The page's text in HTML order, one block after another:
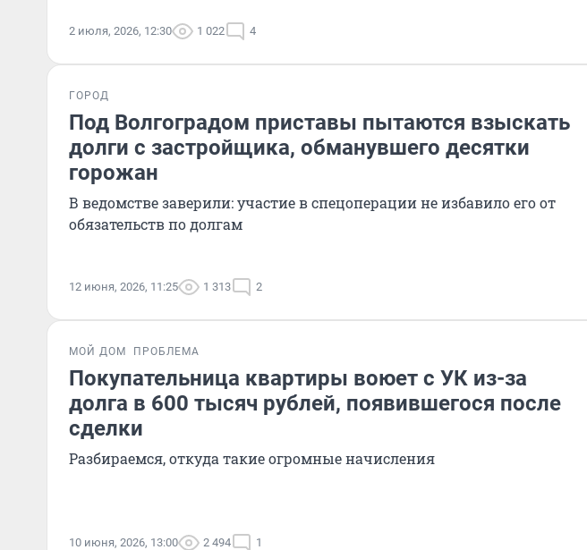
2 июля, 2026, 12:30 1 022 4
ГОРОД
Под Волгоградом приставы пытаются взыскать
долги с застройщика, обманувшего десятки
горожан
В ведомстве заверили: участие в спецоперации не избавило его от
обязательств по долгам
12 июня, 2026, 11:25 1 313 2
МОЙ ДОМ ПРОБЛЕМА
Покупательница квартиры воюет с УК из-за
долга в 600 тысяч рублей, появившегося после
сделки
Разбираемся, откуда такие огромные начисления
10 июня, 2026, 13:00 2 494 1